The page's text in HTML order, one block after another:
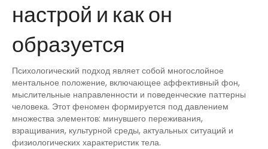
настрой и как он
образуется
Психологический подход являет собой многослойное
ментальное положение, включающее аффективный фон,
мыслительные направленности и поведенческие паттерны
человека. Этот феномен формируется под давлением
множества элементов: минувшего переживания,
взращивания, культурной среды, актуальных ситуаций и
физиологических характеристик тела.